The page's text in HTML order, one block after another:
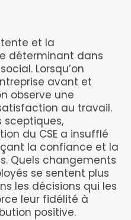
et la
déterminant dans
Lorsqu’on
avant et
observe une
au travail.
sceptiques,
du CSE a insufflé
la confiance et la
Quels changements
se sentent plus
les décisions qui les
leur fidélité à
positive.